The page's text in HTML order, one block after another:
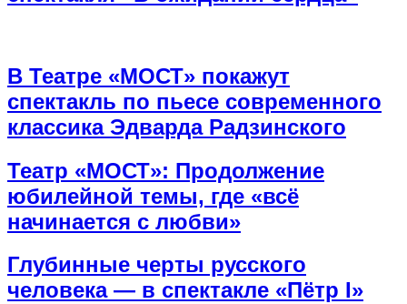
В Театре «МОСТ» покажут
спектакль по пьесе современного
классика Эдварда Радзинского
Театр «МОСТ»: Продолжение
юбилейной темы, где «всё
начинается с любви»
Глубинные черты русского
человека — в спектакле «Пётр I»